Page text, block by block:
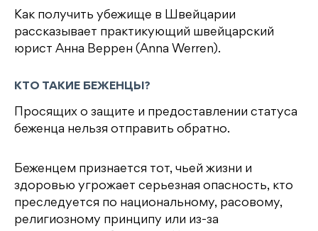
ki
Как получить убежище в Швейцарии
рассказывает практикующий швейцарский
юрист Анна Веррен (Anna Werren).
КТО ТАКИЕ БЕЖЕНЦЫ?
Просящих о защите и предоставлении статуса
беженца нельзя отправить обратно.
Беженцем признается тот, чьей жизни и
здоровью угрожает серьезная опасность, кто
преследуется по национальному, расовому,
религиозному принципу или из-за